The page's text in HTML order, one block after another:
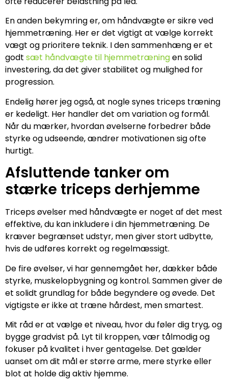
En anden bekymring er, om håndvægte er sikre ved
hjemmetræning. Her er det vigtigt at vælge korrekt
vægt og prioritere teknik. I den sammenhæng er et
godt sæt håndvægte til hjemmetræningen solid
investering, da det giver stabilitet og mulighed for
progression.
Endelig hører jeg også, at nogle synes triceps træning
er kedeligt. Her handler det om variation og formål.
Når du mærker, hvordan øvelserne forbedrer både
styrke og udseende, ændrer motivationen sig ofte
hurtigt.
Afsluttende tanker om
stærke triceps derhjemme
Triceps øvelser med håndvægte er noget af det mest
effektive, du kan inkludere i din hjemmetræning. De
kræver begrænset udstyr, men giver stort udbytte,
hvis de udføres korrekt og regelmæssigt.
De fire øvelser, vi har gennemgået her, dækker både
styrke, muskelopbygning og kontrol. Sammen giver de
et solidt grundlag for både begyndere og øvede. Det
vigtigste er ikke at træne hårdest, men smartest.
Mit råd er at vælge et niveau, hvor du føler dig tryg, og
bygge gradvist på. Lyt til kroppen, vær tålmodig og
fokuser på kvalitet i hver gentagelse. Det gælder
uanset om dit mål er større arme, mere styrke eller
blot at holde dig aktiv hjemme.